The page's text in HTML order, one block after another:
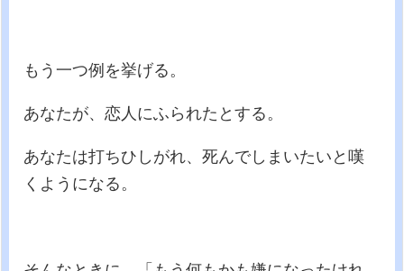
もう一つ例を挙げる。
あなたが、恋人にふられたとする。
あなたは打ちひしがれ、死んでしまいたいと嘆
くようになる。